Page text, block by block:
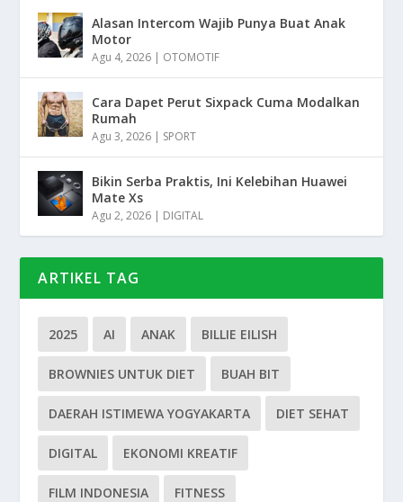
Alasan Intercom Wajib Punya Buat Anak
Motor
Agu 4, 2026 | OTOMOTIF
Cara Dapet Perut Sixpack Cuma Modalkan
Rumah
Agu 3, 2026 | SPORT
Bikin Serba Praktis, Ini Kelebihan Huawei
Mate Xs
Agu 2, 2026 | DIGITAL
ARTIKEL TAG
2025 AI ANAK BILLIE EILISH
BROWNIES UNTUK DIET BUAH BIT
DAERAH ISTIMEWA YOGYAKARTA DIET SEHAT
DIGITAL EKONOMI KREATIF
FILM INDONESIA FITNESS